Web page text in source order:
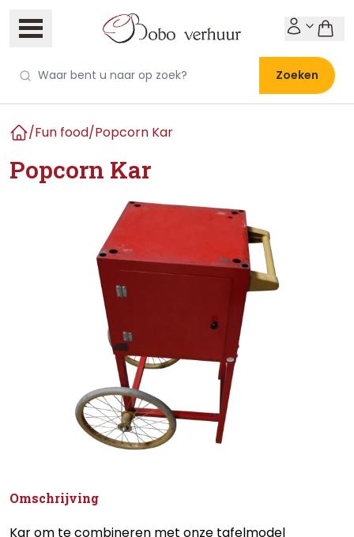
Zoeken
/Fun food/Popcorn Kar
Popcorn Kar
Omschrijving
Kar om te combineren met onze tafelmodel